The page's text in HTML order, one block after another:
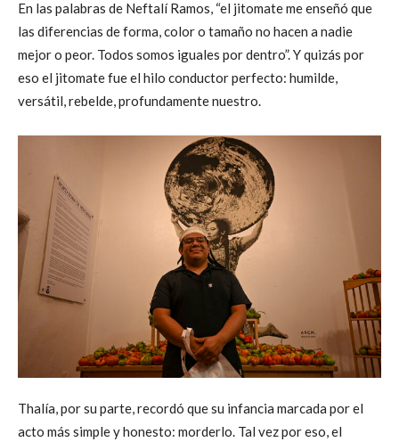
En las palabras de Neftalí Ramos, “el jitomate me enseñó que
las diferencias de forma, color o tamaño no hacen a nadie
mejor o peor. Todos somos iguales por dentro”. Y quizás por
eso el jitomate fue el hilo conductor perfecto: humilde,
versátil, rebelde, profundamente nuestro.
Thalía, por su parte, recordó que su infancia marcada por el
acto más simple y honesto: morderlo. Tal vez por eso, el